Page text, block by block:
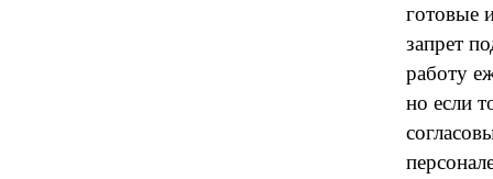
готовые
запрет
работу
но если